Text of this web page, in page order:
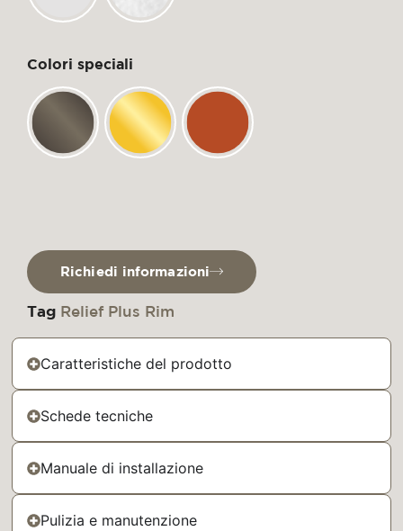
Colori speciali
Richiedi informazioni
Tag Relief Plus Rim
Caratteristiche del prodotto
Schede tecniche
Manuale di installazione
Pulizia e manutenzione